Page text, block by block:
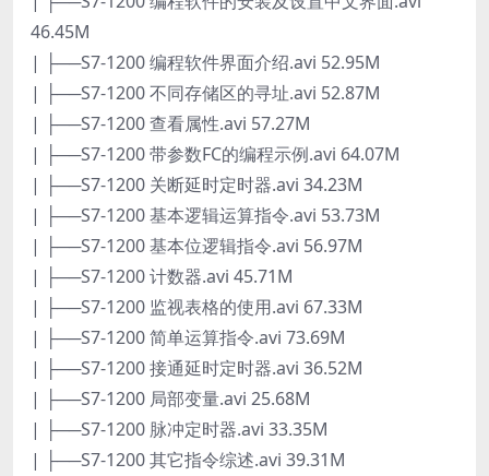
46.45M
| ├──S7-1200 编程软件界面介绍.avi 52.95M
| ├──S7-1200 不同存储区的寻址.avi 52.87M
| ├──S7-1200 查看属性.avi 57.27M
| ├──S7-1200 带参数FC的编程示例.avi 64.07M
| ├──S7-1200 关断延时定时器.avi 34.23M
| ├──S7-1200 基本逻辑运算指令.avi 53.73M
| ├──S7-1200 基本位逻辑指令.avi 56.97M
| ├──S7-1200 计数器.avi 45.71M
| ├──S7-1200 监视表格的使用.avi 67.33M
| ├──S7-1200 简单运算指令.avi 73.69M
| ├──S7-1200 接通延时定时器.avi 36.52M
| ├──S7-1200 局部变量.avi 25.68M
| ├──S7-1200 脉冲定时器.avi 33.35M
| ├──S7-1200 其它指令综述.avi 39.31M